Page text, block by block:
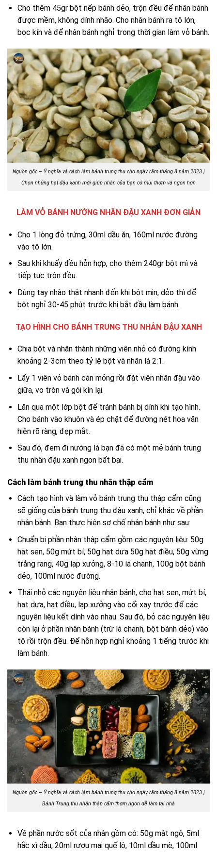
Cho thêm 45gr bột nếp bánh dẻo, trộn đều để nhân bánh
được mềm, không dính nhão. Cho nhân bánh ra tô lớn,
bọc kín và để nhân bánh nghỉ trong thời gian làm vỏ bánh.
Nguồn gốc – Ý nghĩa và cách làm bánh trung thu cho ngày rằm tháng 8 năm 2023 |
Chọn những hạt đậu xanh mới giúp nhân của bạn có mùi thơm và ngon hơn
LÀM VỎ BÁNH NƯỚNG NHÂN ĐẬU XANH ĐƠN GIẢN
Cho 1 lòng đỏ trứng, 30ml dầu ăn, 160ml nước đường
vào tô lớn.
Sau khi khuấy đều hỗn hợp, cho thêm 240gr bột mì và
tiếp tục trộn đều.
Dùng tay nhào thật nhanh đến khi bột mịn, dẻo thì để
bột nghỉ 30-45 phút trước khi bắt đầu làm bánh.
TẠO HÌNH CHO BÁNH TRUNG THU NHÂN ĐẬU XANH
Chia bột và nhân thành những viên nhỏ có đường kính
khoảng 2-3cm theo tỷ lệ bột và nhân là 2:1.
Lấy 1 viên vỏ bánh cán mỏng rồi đặt viên nhân đậu vào
giữa, vo tròn và gói kín lại.
Lăn qua một lớp bột để tránh bánh bị dính khi tạo hình.
Cho bánh vào khuôn và ép chặt để đường nét hoa văn
hiện rõ ràng, đẹp mắt.
Sau đó, đem đi nướng là bạn đã có một mẻ bánh trung
thu nhân đậu xanh ngon bất bại.
Cách làm bánh trung thu nhân thập cẩm
Cách tạo hình và làm vỏ bánh trung thu thập cẩm cũng
sẽ giống của bánh trung thu đậu xanh, chỉ khác về phần
nhân bánh. Bạn thực hiện sơ chế nhân bánh như sau:
Chuẩn bị phần nhân thập cẩm gồm các nguyên liệu: 50g
hạt sen, 50g mứt bí, 50g hạt dưa 50g hạt điều, 50g vừng
trắng rang, 40g lạp xưởng, 8-10 lá chanh, 100g bột bánh
dẻo, 100ml nước đường.
Thái nhỏ các nguyên liệu nhân bánh, cho hạt sen, mứt bí,
hạt dưa, hạt điều, lạp xưởng vào cối xay trước để các
nguyên liệu kết dính vào nhau. Sau đó, bỏ các nguyên liệu
còn lại ở phần nhân bánh (trừ lá chanh, bột bánh dẻo) vào
tô rồi trộn đều. Để hỗn hợp nghỉ khoảng 1 tiếng trước khi
làm bánh.
Nguồn gốc – Ý nghĩa và cách làm bánh trung thu cho ngày rằm tháng 8 năm 2023 |
Bánh Trung thu nhân thập cẩm thơm ngon dễ làm tại nhà
Về phần nước sốt của nhân gồm có: 50g mật ngô, 5ml
hắc xì dầu, 20ml rượu mai quế lộ, 10ml dầu mè, 100ml